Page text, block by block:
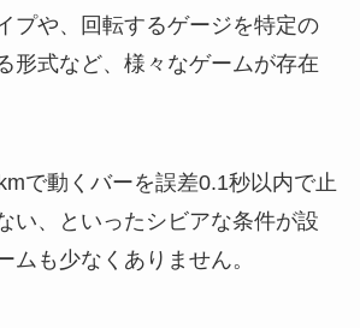
プや、回転するゲージを特定の
形式など、様々なゲームが存在
で動くバーを誤差0.1秒以内で止
い、といったシビアな条件が設
ムも少なくありません。